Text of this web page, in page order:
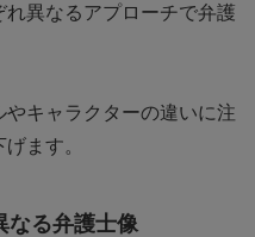
れ異なるアプローチで弁護
キャラクターの違いに注
ます。
なる弁護士像